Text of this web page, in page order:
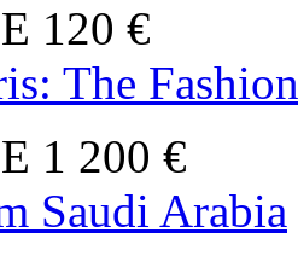
120 €
The
1 200 €
Saudi Arabia